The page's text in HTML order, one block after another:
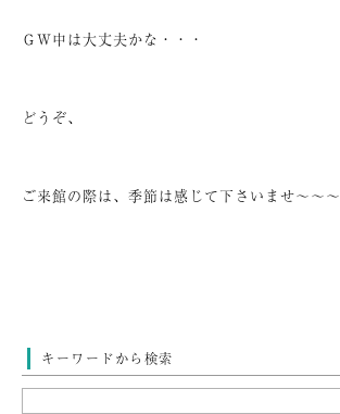
ＧＷ中は大丈夫かな・・・
どうぞ、
ご来館の際は、季節は感じて下さいませ～～～
キーワードから検索